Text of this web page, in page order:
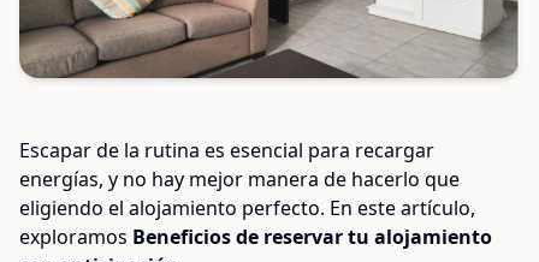
Escapar de la rutina es esencial para recargar
energías, y no hay mejor manera de hacerlo que
eligiendo el alojamiento perfecto. En este artículo,
exploramos Beneficios de reservar tu alojamiento